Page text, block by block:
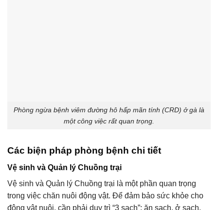
Phòng ngừa bệnh viêm đường hô hấp mãn tính (CRD) ở gà là
một công việc rất quan trọng.
Các biện pháp phòng bệnh chi tiết
Vệ sinh và Quản lý Chuồng trại
Vệ sinh và Quản lý Chuồng trại là một phần quan trọng
trong việc chăn nuôi động vật. Để đảm bảo sức khỏe cho
động vật nuôi, cần phải duy trì “3 sạch”: ăn sạch, ở sạch,